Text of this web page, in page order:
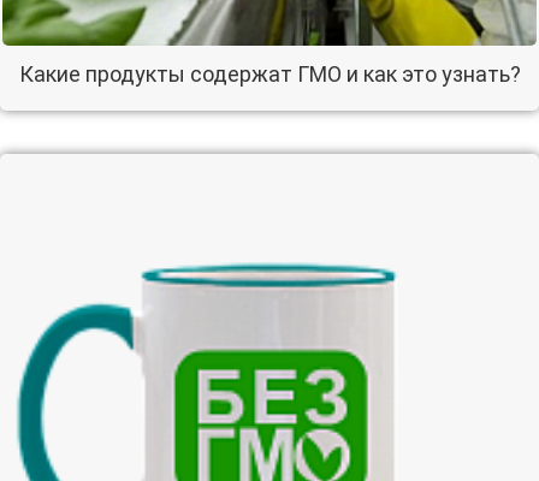
Какие продукты содержат ГМО и как это узнать?